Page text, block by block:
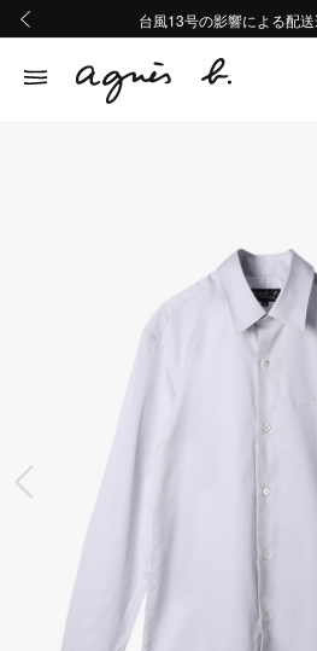
熊本地域地震の影響による配
Summer Sale
台風13号の影響による配
熊本地域地震の影響による配
Summer Sale
前の画像